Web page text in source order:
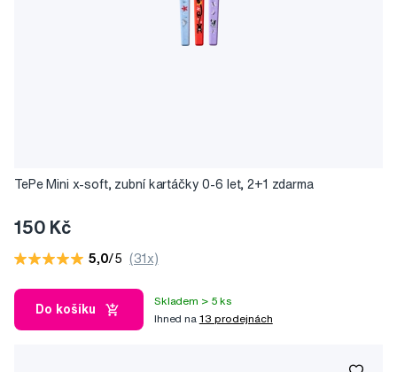
TePe Mini x-soft, zubní kartáčky 0-6 let, 2+1 zdarma
150 Kč
5,0/5 (31x)
Do košíku
Skladem > 5 ks
Ihned na 13 prodejnách